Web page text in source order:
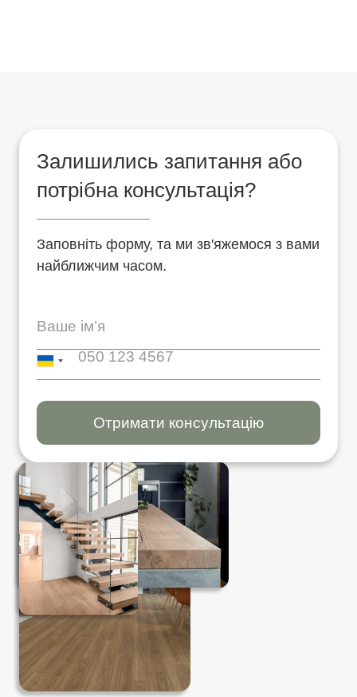
Залишились запитання або
потрібна консультація?
Заповніть форму, та ми зв'яжемося з вами
найближчим часом.